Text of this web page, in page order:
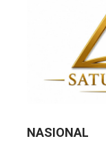
NASIONAL